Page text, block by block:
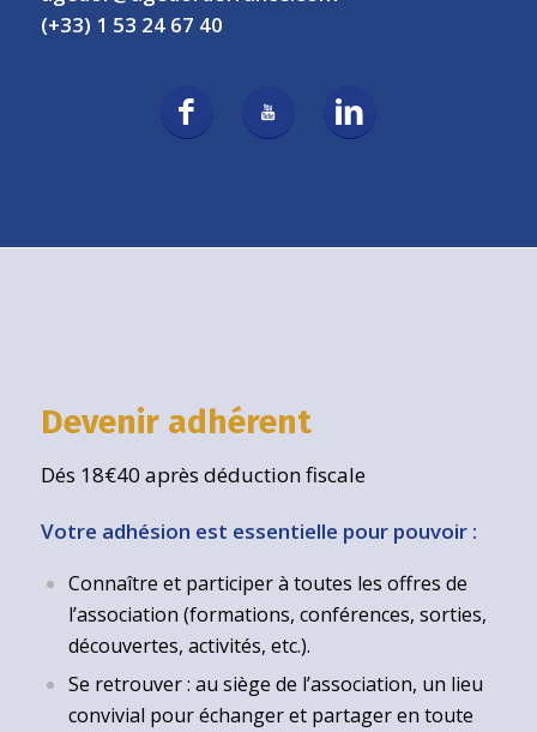
(+33) 1 53 24 67 40
Devenir adhérent
Dés 18€40 après déduction fiscale
Votre adhésion est essentielle pour pouvoir :
Connaître et participer à toutes les offres de
l’association (formations, conférences, sorties,
découvertes, activités, etc.).
Se retrouver : au siège de l’association, un lieu
convivial pour échanger et partager en toute